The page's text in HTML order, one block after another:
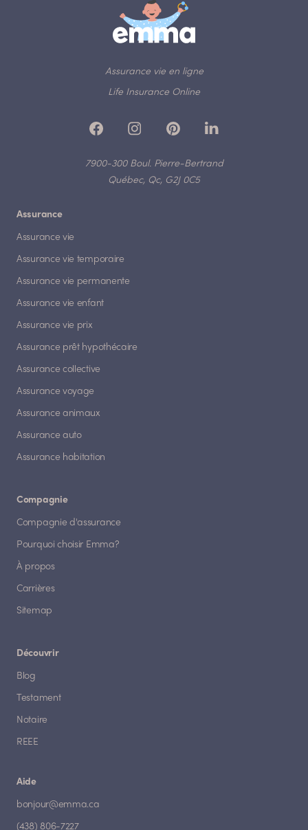
Assurance vie en ligne
Life Insurance Online
7900-300 Boul. Pierre-Bertrand
Québec, Qc, G2J 0C5
Assurance
Assurance vie
Assurance vie temporaire
Assurance vie permanente
Assurance vie enfant
Assurance vie prix
Assurance prêt hypothécaire
Assurance collective
Assurance voyage
Assurance animaux
Assurance auto
Assurance habitation
Compagnie
Compagnie d'assurance
Pourquoi choisir Emma?
À propos
Carrières
Sitemap
Découvrir
Blog
Testament
Notaire
REEE
Aide
bonjour@emma.ca
(438) 806-7227